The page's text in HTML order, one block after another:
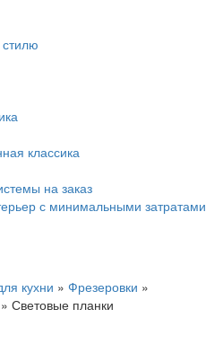
классика
на заказ
с минимальными затратами
кухни » Фрезеровки »
» Световые планки